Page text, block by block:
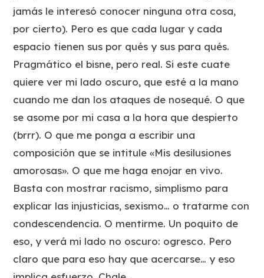
jamás le interesó conocer ninguna otra cosa,
por cierto). Pero es que cada lugar y cada
espacio tienen sus por qués y sus para qués.
Pragmático el bisne, pero real. Si este cuate
quiere ver mi lado oscuro, que esté a la mano
cuando me dan los ataques de nosequé. O que
se asome por mi casa a la hora que despierto
(brrr). O que me ponga a escribir una
composición que se intitule «Mis desilusiones
amorosas». O que me haga enojar en vivo.
Basta con mostrar racismo, simplismo para
explicar las injusticias, sexismo… o tratarme con
condescendencia. O mentirme. Un poquito de
eso, y verá mi lado no oscuro: ogresco. Pero
claro que para eso hay que acercarse… y eso